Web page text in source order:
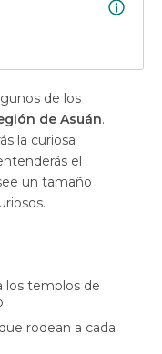
de los
de Asuán.
la curiosa
el
un tamaño
los templos de
rodean a cada